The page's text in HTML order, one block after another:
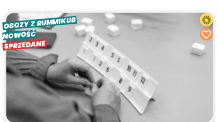
OBOZYZRUMMIKUB
NOWOŚĆ
SPRZEDANE